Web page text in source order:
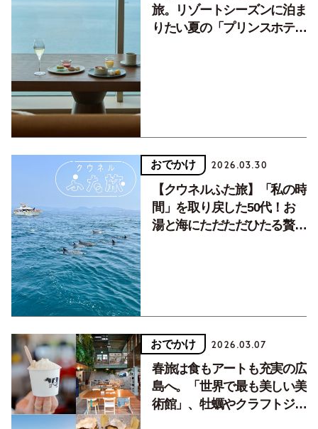
旅。リゾートシーズンに泊ま
りたい夏の「プリンスホテ
おでかけ 2026.03.30
【クウネルふた旅】「私の時
間」を取り戻した50代！お
湯と海にただただひたる贅沢
おでかけ 2026.03.07
春旅は食もアートも充実の広
島へ。「世界で最も美しい美
術館」、牡蠣やクラフトジン